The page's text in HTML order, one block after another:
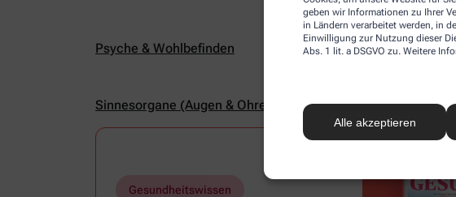
geben wir Informationen zu Ihrer
in Ländern verarbeitet werden, in
Einwilligung zur Nutzung dieser
Abs. 1 lit. a DSGVO zu. Weitere
Alle akzeptieren
Psyche & Wohlbefinden
Sinnesorgane (Augen & Ohren) Zähne
Gesundheitswissen